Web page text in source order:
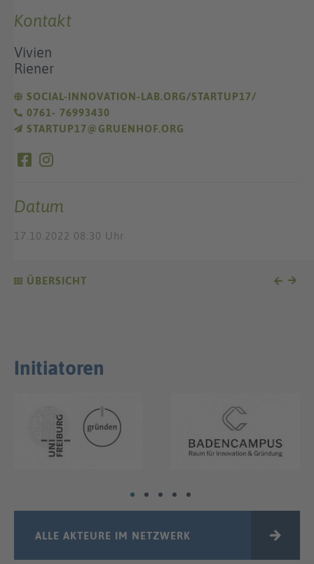
ÜBERSICHT
Kontakt
Vivien
Riener
SOCIAL-INNOVATION-LAB.ORG/STARTUP17/
0761- 76993430
STARTUP17@GRUENHOF.ORG
Datum
17.10.2022 08:30 Uhr
Initiatoren
ALLE AKTEURE IM NETZWERK